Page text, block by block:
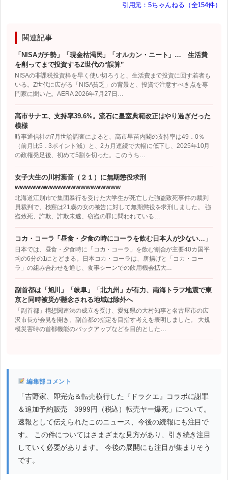
引用元：5ちゃんねる（全154件）
関連記事
「NISAガチ勢」「現金枯渇民」「オルカン・ニート」… 生活費
を削ってまで投資するZ世代の“誤算”
NISAの非課税投資枠を早く使い切ろうと、生活費まで投資に回す若者も
いる。Z世代に広がる「NISA貧乏」の背景と、投資で注意すべき点を専
門家に聞いた。AERA 2026年7月27日…
高市サナエ、支持率39.6%。流石に皇室典範改正はやり過ぎだった
模様
時事通信社の7月世論調査によると、高市早苗内閣の支持率は49．0％
（前月比5．3ポイント減）と、2カ月連続で大幅に低下し、2025年10月
の政権発足後、初めて5割を切った。このうち…
女子大生の川村葉音（２１）に無期懲役求刑
wwwwwwwwwwwwwwwwwwwww
北海道江別市で集団暴行を受けた大学生が死亡した強盗致死事件の裁判
員裁判で、検察は21歳の女の被告に対して無期懲役を求刑しました。 強
盗致死、詐欺、詐欺未遂、窃盗の罪に問われている…
コカ・コーラ「昼食・夕食の時にコーラを飲む日本人が少ない…」
日本では、昼食・夕食時に「コカ・コーラ」を飲む割合が主要40カ国平
均の6分の1にとどまる。日本コカ・コーラは、唐揚げと「コカ・コー
ラ」の組み合わせを通じ、食事シーンでの飲用機会拡大…
副首都は「旭川」「岐阜」「北九州」が有力、南海トラフ地震で東
京と同時被災が懸念される地域は除外へ
「副首都」構想関連法の成立を受け、愛知県の大村知事と名古屋市の広
沢市長が会見を開き、副首都の指定を目指す考えを表明しました。 大規
模災害時の首都機能のバックアップなどを目的とした…
編集部コメント
「吉野家、即完売＆転売横行した『ドラクエ』コラボに謝罪
＆追加予約販売 3999円（税込）転売ヤー爆死」について。
速報として伝えられたこのニュース、今後の続報にも注目で
す。 この件についてはさまざまな見方があり、引き続き注目
していく必要があります。 今後の展開にも注目が集まりそう
です。